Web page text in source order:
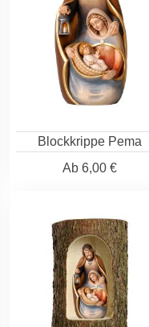
Blockkrippe Pema
Ab 6,00 €